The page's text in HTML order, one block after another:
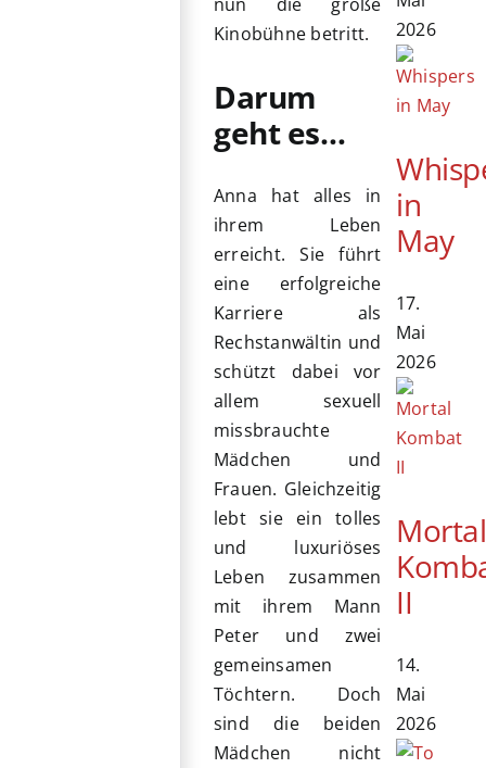
Kinobühne betritt.
Darum
geht es…
Anna hat alles in
ihrem Leben
erreicht. Sie führt
eine erfolgreiche
Karriere als
Rechstanwältin und
schützt dabei vor
allem sexuell
missbrauchte
Mädchen und
Frauen. Gleichzeitig
lebt sie ein tolles
und luxuriöses
Leben zusammen
mit ihrem Mann
Peter und zwei
gemeinsamen
Töchtern. Doch
sind die beiden
Mädchen nicht
2026
in
May
17.
Mai
2026
Mortal
II
14.
Mai
2026